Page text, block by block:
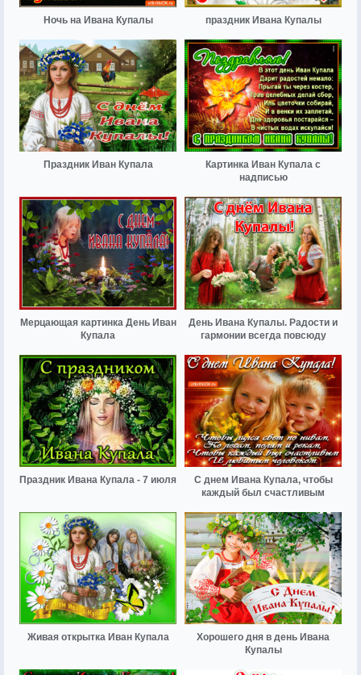
Ночь на Ивана Купалы праздник Ивана Купалы
Праздник Иван Купала
Картинка Иван Купала с
надписью
Мерцающая картинка День Иван
Купала
День Ивана Купалы. Радости и
гармонии всегда повсюду
Праздник Ивана Купала - 7 июля
С днем Ивана Купала, чтобы
каждый был счастливым
Живая открытка Иван Купала
Хорошего дня в день Ивана
Купалы